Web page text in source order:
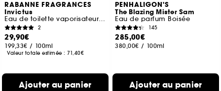
RABANNE FRAGRANCES
Invictus
Eau de toilette vaporisateur de voyage
2
29,90€
199,33€ / 100ml
Valeur totale estimée :71,40€
Ajouter au panier
PENHALIGON'S
The Blazing Mister Sam
Eau de parfum Boisée
145
285,00€
380,00€ / 100ml
Ajouter au panier